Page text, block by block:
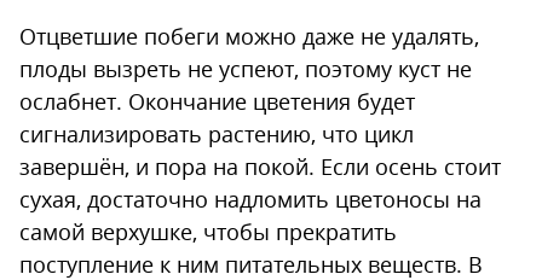
Отцветшие побеги можно даже не удалять,
плоды вызреть не успеют, поэтому куст не
ослабнет. Окончание цветения будет
сигнализировать растению, что цикл
завершён, и пора на покой. Если осень стоит
сухая, достаточно надломить цветоносы на
самой верхушке, чтобы прекратить
поступление к ним питательных веществ. В